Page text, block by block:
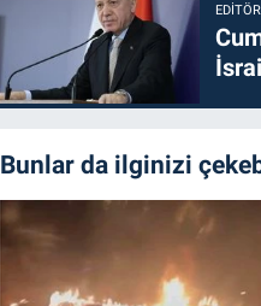
Bunlar da ilginizi